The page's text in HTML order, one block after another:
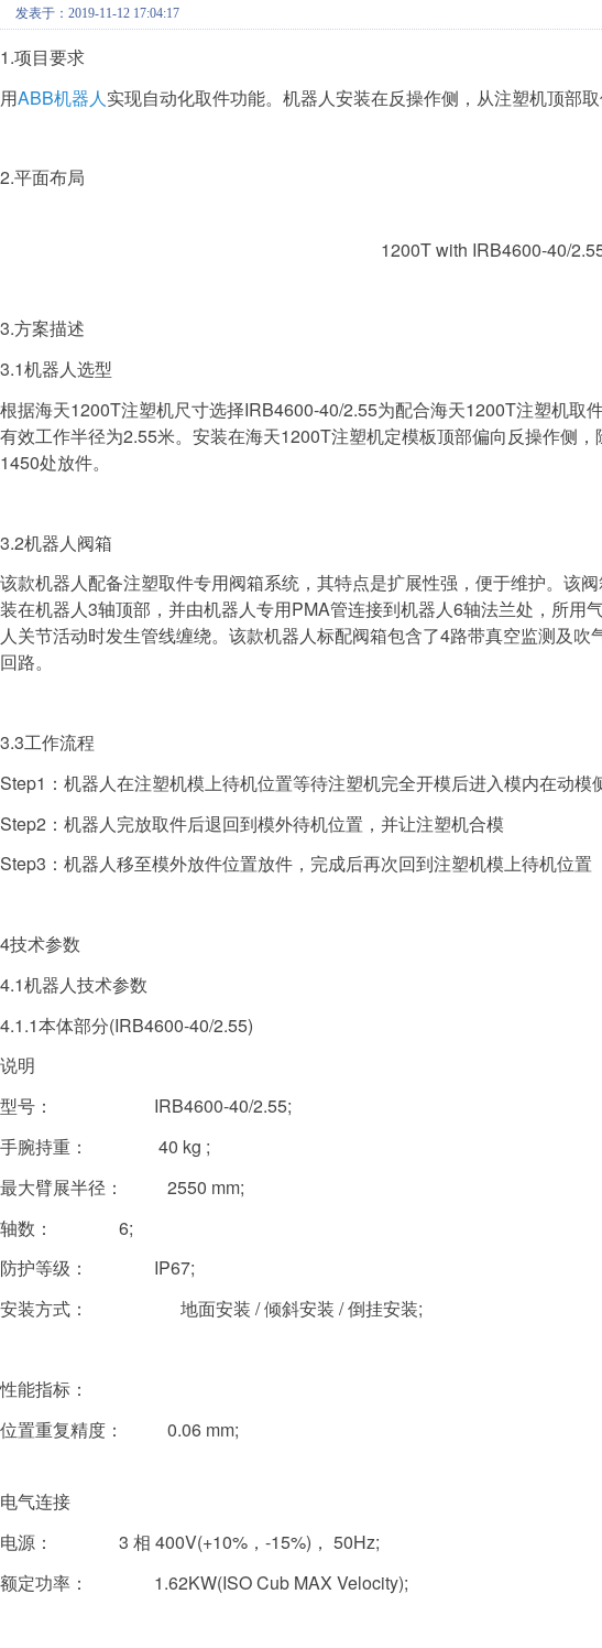
发表于：2019-11-12 17:04:17
1.项目要求
用ABB机器人 实现自动化取件功能。机器人安装在反操作侧，从注塑机顶部取
2.平面布局
1200T with IRB4600-40/
3.方案描述
3.1机器人选型
根据海天1200T注塑机尺寸选择IRB4600-40/2.55为配合海天1200T注塑机取
有效工作半径为2.55米。安装在海天1200T注塑机定模板顶部偏向反操作侧
1450处放件。
3.2机器人阀箱
该款机器人配备注塑取件专用阀箱系统，其特点是扩展性强，便于维护。该
装在机器人3轴顶部，并由机器人专用PMA管连接到机器人6轴法兰处，所用
人关节活动时发生管线缠绕。该款机器人标配阀箱包含了4路带真空监测及
回路。
3.3工作流程
Step1：机器人在注塑机模上待机位置等待注塑机完全开模后进入模内在动模
Step2：机器人完放取件后退回到模外待机位置，并让注塑机合模
Step3：机器人移至模外放件位置放件，完成后再次回到注塑机模上待机位置
4技术参数
4.1机器人技术参数
4.1.1本体部分(IRB4600-40/2.55)
说明
型号：
IRB4600-40/2.55;
手腕持重：
40 kg ;
最大臂展半径：
2550 mm;
轴数：
6;
防护等级：
IP67;
安装方式： 地面安装 / 倾斜安装 / 倒挂安装;
性能指标：
位置重复精度：
0.06 mm;
电气连接
电源：
3 相 400V(+10%，-15%)， 50Hz;
额定功率：
1.62KW(ISO Cub MAX Velocity);